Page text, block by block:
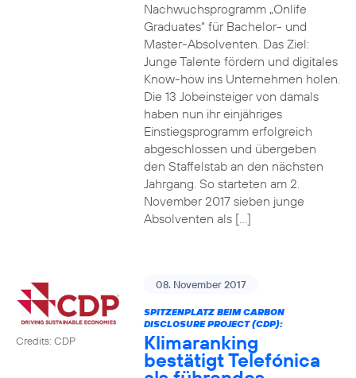
Nachwuchsprogramm „Onlife
Graduates“ für Bachelor- und
Master-Absolventen. Das Ziel:
Junge Talente fördern und digitales
Know-how ins Unternehmen holen.
Die 13 Jobeinsteiger von damals
haben nun ihr einjähriges
Einstiegsprogramm erfolgreich
abgeschlossen und übergeben
den Staffelstab an den nächsten
Jahrgang. So starteten am 2.
November 2017 sieben junge
Absolventen als […]
Credits: CDP
08. November 2017
SPITZENPLATZ BEIM CARBON
DISCLOSURE PROJECT (CDP):
Klimaranking
bestätigt Telefónica